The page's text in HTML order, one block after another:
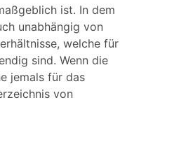
ist. In dem
unabhängig von
welche für
sind. Wenn die
jemals für das
von